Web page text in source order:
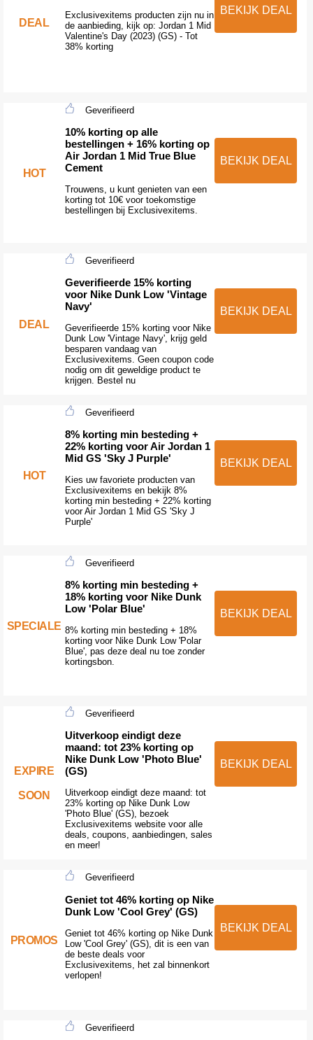
DEAL
Exclusivexitems producten zijn nu in
de aanbieding, kijk op: Jordan 1 Mid
Valentine's Day (2023) (GS) - Tot
38% korting
BEKIJK DEAL
HOT
Geverifieerd
10% korting op alle
bestellingen + 16% korting op
Air Jordan 1 Mid True Blue
Cement
Trouwens, u kunt genieten van een
korting tot 10€ voor toekomstige
bestellingen bij Exclusivexitems.
BEKIJK DEAL
DEAL
Geverifieerd
Geverifieerde 15% korting
voor Nike Dunk Low 'Vintage
Navy'
Geverifieerde 15% korting voor Nike
Dunk Low 'Vintage Navy', krijg geld
besparen vandaag van
Exclusivexitems. Geen coupon code
nodig om dit geweldige product te
krijgen. Bestel nu
BEKIJK DEAL
HOT
Geverifieerd
8% korting min besteding +
22% korting voor Air Jordan 1
Mid GS 'Sky J Purple'
Kies uw favoriete producten van
Exclusivexitems en bekijk 8%
korting min besteding + 22% korting
voor Air Jordan 1 Mid GS 'Sky J
Purple'
BEKIJK DEAL
SPECIALE
Geverifieerd
8% korting min besteding +
18% korting voor Nike Dunk
Low 'Polar Blue'
8% korting min besteding + 18%
korting voor Nike Dunk Low 'Polar
Blue', pas deze deal nu toe zonder
kortingsbon.
BEKIJK DEAL
EXPIRE
SOON
Geverifieerd
Uitverkoop eindigt deze
maand: tot 23% korting op
Nike Dunk Low 'Photo Blue'
(GS)
Uitverkoop eindigt deze maand: tot
23% korting op Nike Dunk Low
'Photo Blue' (GS), bezoek
Exclusivexitems website voor alle
deals, coupons, aanbiedingen, sales
en meer!
BEKIJK DEAL
PROMOS
Geverifieerd
Geniet tot 46% korting op Nike
Dunk Low 'Cool Grey' (GS)
Geniet tot 46% korting op Nike Dunk
Low 'Cool Grey' (GS), dit is een van
de beste deals voor
Exclusivexitems, het zal binnenkort
verlopen!
BEKIJK DEAL
Geverifieerd